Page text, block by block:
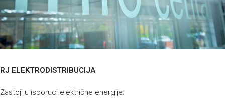
RJ ELEKTRODISTRIBUCIJA
Zastoji u isporuci električne energije: